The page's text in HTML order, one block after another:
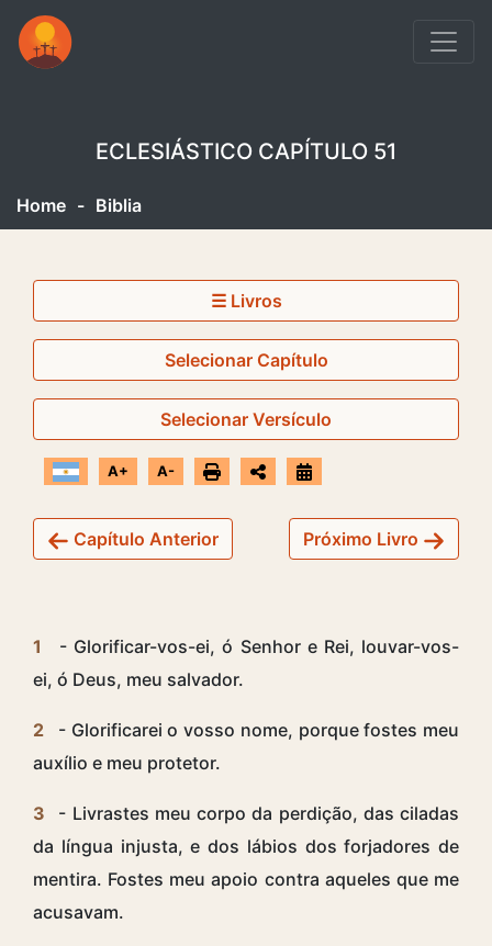
ECLESIÁSTICO CAPÍTULO 51
Home - Biblia
☰ Livros
Selecionar Capítulo
Selecionar Versículo
A+ A-
Capítulo Anterior Próximo Livro
1
- Glorificar-vos-ei, ó Senhor e Rei, louvar-vos-
ei, ó Deus, meu salvador.
2
- Glorificarei o vosso nome, porque fostes meu
auxílio e meu protetor.
3
- Livrastes meu corpo da perdição, das ciladas
da língua injusta, e dos lábios dos forjadores de
mentira. Fostes meu apoio contra aqueles que me
acusavam.